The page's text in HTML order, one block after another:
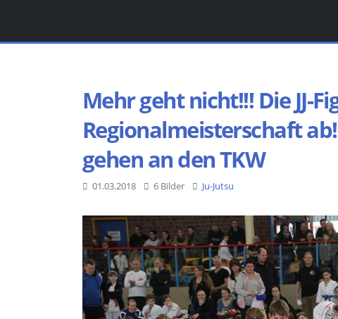
Mehr geht nicht!!! Die JJ-
Regionalmeisterschaft
gehen an den TKW
01.03.2018 6 Bilder Ju-Jutsu